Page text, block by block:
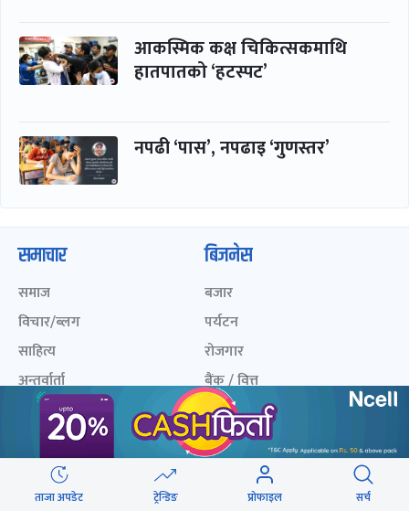
आकस्मिक कक्ष चिकित्सकमाथि
हातपातको ‘हटस्पट’
नपढी ‘पास’, नपढाइ ‘गुणस्तर’
ताजा अपडेट ट्रेन्डिङ प्रोफाइल सर्च
समाचार
समाज
विचार/ब्लग
साहित्य
अन्तर्वार्ता
खेलकुद़़
जीवनशैली/स्वास्थ्य
अन्तर्राष्ट्रिय
बिजनेस
बजार
पर्यटन
रोजगार
बैंक / वित्त
अटो
सूचना-प्रविधि